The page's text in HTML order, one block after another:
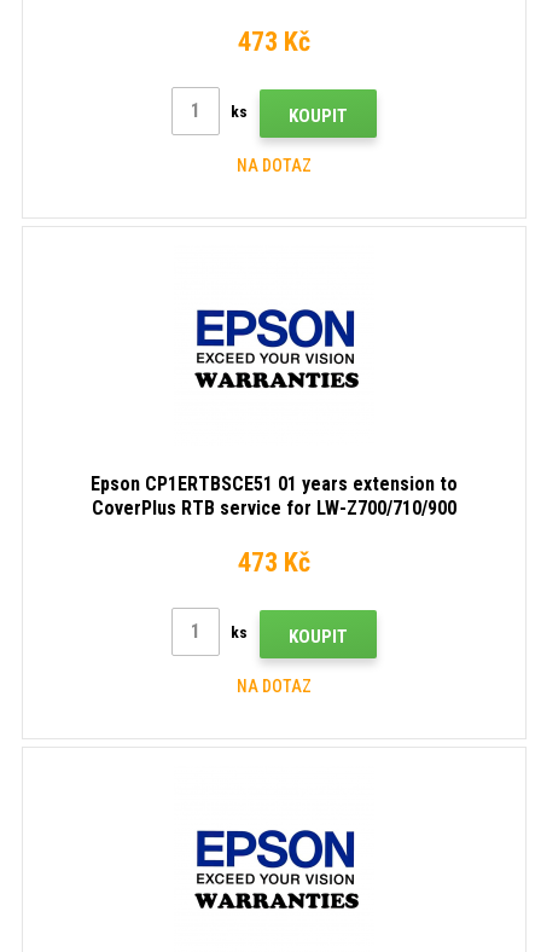
473 Kč
ks KOUPIT
NA DOTAZ
Epson CP1ERTBSCE51 01 years extension to
CoverPlus RTB service for LW-Z700/710/900
473 Kč
ks KOUPIT
NA DOTAZ